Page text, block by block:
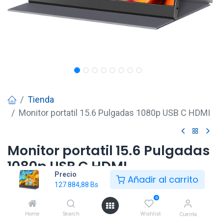
Precio
127.884,88 Bs Añadir al carrito
Home Search
0
Wishlist Cuenta
Tienda
Monitor portatil 15.6 Pulgadas 1080p USB C HDMI
Monitor portatil 15.6 Pulgadas
1080p USB C HDMI
127.884,88Bs